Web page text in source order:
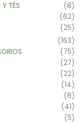
TÉS
(8)
(62)
(25)
(163)
(75)
(27)
(22)
(14)
(8)
(41)
(5)